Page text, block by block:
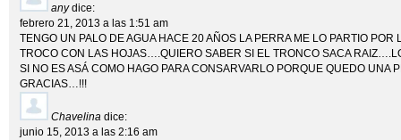
any dice:
febrero 21, 2013 a las 1:51 am
TENGO UN PALO DE AGUA HACE 20 AÑOS LA PERRA ME LO PARTIO
TROCO CON LAS HOJAS….QUIERO SABER SI EL TRONCO SACA
SI NO ES ASÁ COMO HAGO PARA CONSARVARLO PORQUE QUEDO UNA
GRACIAS…!!!
Chavelina dice:
junio 15, 2013 a las 2:16 am